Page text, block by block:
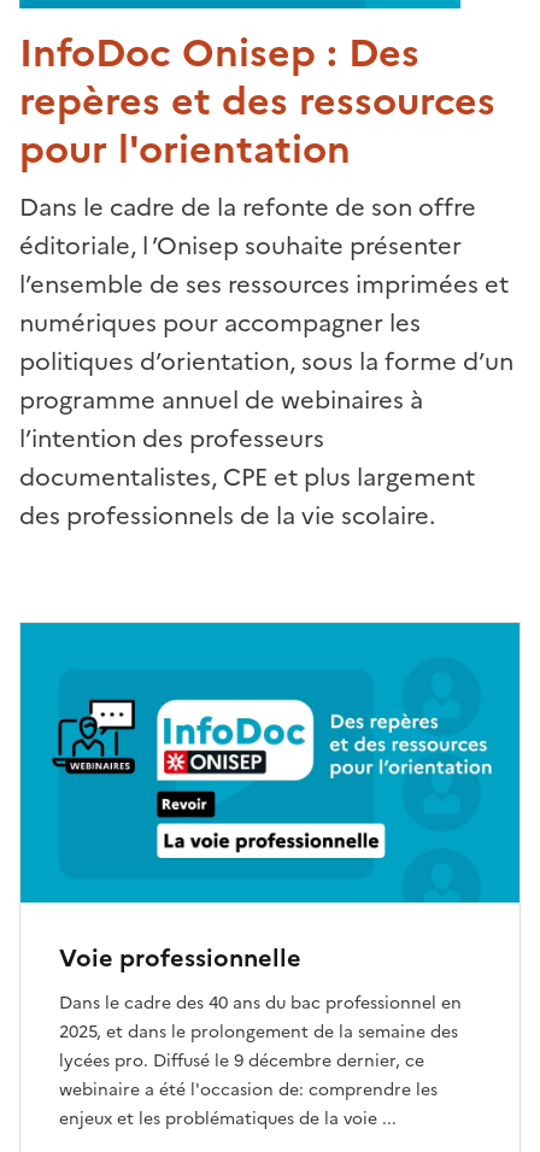
InfoDoc Onisep : Des
repères et des ressources
pour l'orientation
Dans le cadre de la refonte de son offre
éditoriale, l ’Onisep souhaite présenter
l’ensemble de ses ressources imprimées et
numériques pour accompagner les
politiques d’orientation, sous la forme d’un
programme annuel de webinaires à
l’intention des professeurs
documentalistes, CPE et plus largement
des professionnels de la vie scolaire.
Voie professionnelle
Dans le cadre des 40 ans du bac professionnel en
2025, et dans le prolongement de la semaine des
lycées pro. Diffusé le 9 décembre dernier, ce
webinaire a été l'occasion de: comprendre les
enjeux et les problématiques de la voie ...